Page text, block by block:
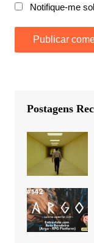
Notifique-me
Postagens